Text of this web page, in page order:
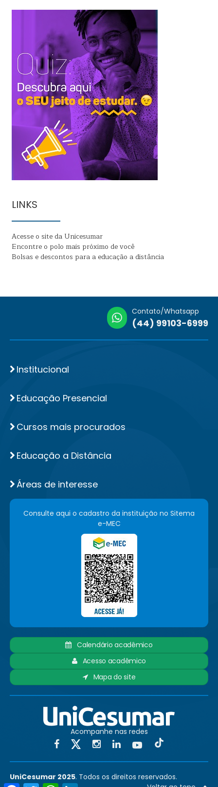
LINKS
Acesse o site da Unicesumar
Encontre o polo mais próximo de você
Bolsas e descontos para a educação a distância
Contato/Whatsapp
(44) 99103-6999
Institucional
Educação Presencial
Cursos mais procurados
Educação a Distância
Áreas de interesse
Consulte aqui o cadastro da instituição no Sitema
e-MEC
Calendário acadêmico
Acesso acadêmico
Mapa do site
Acompanhe nas redes
UniCesumar 2025. Todos os direitos reservados.